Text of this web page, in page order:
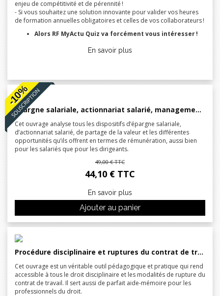
enjeu de compétitivité et de pérennité !
- Si vous souhaitez une solution innovante pour valider vos heures
de formation annuelles obligatoires et celles de vos collaborateurs !
Alors RF MyActu Quiz va forcément vous intéresser !
En savoir plus
SOUSCRIPTION
-10%
Epargne salariale, actionnariat salarié, management packages, partage de la valeur
Cet ouvrage analyse tous les dispositifs d’épargne salariale,
d’actionnariat salarié, de partage de la valeur et les différentes
opportunités qu’ils offrent en termes de rémunération, aussi bien
pour les salariés que pour les dirigeants.
49,00 € TTC
44,10 € TTC
En savoir plus
Ajouter au panier
Procédure disciplinaire et ruptures du contrat de travail en infographies pratiques
Cet ouvrage est un véritable outil pédagogique et pratique qui rend
accessible à tous le droit disciplinaire et les modalités de rupture du
contrat de travail. Il sert aussi de parfait aide-mémoire pour les
professionnels du droit.